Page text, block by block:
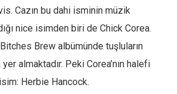
Cazın bu dahi isminin müzik
nice isimden biri de Chick Corea.
Brew albümünde tuşluların
almaktadır. Peki Corea’nın halefi
Herbie Hancock.